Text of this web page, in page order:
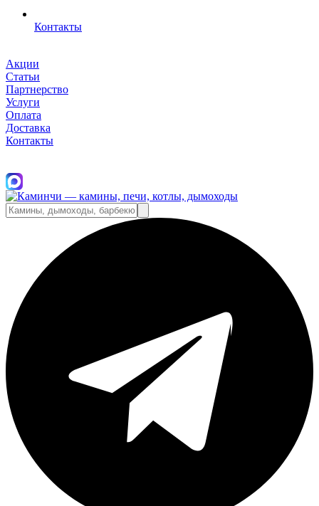
Контакты
Акции
Статьи
Партнерство
Услуги
Оплата
Доставка
Контакты